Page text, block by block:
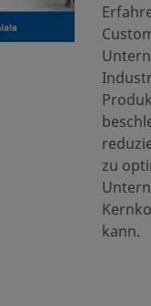
zu
kann.